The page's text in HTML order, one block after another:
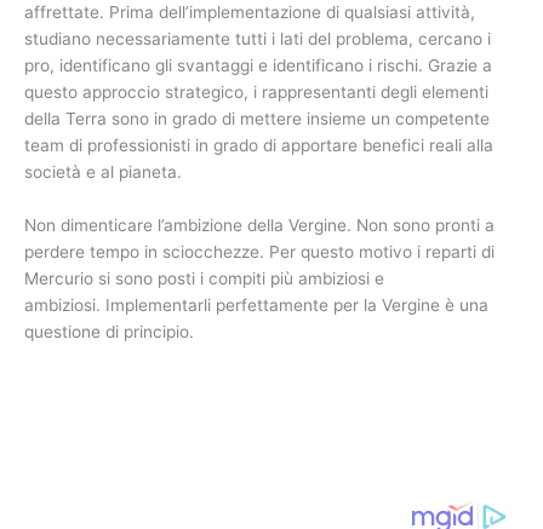
affrettate. Prima dell’implementazione di qualsiasi attività,
studiano necessariamente tutti i lati del problema, cercano i
pro, identificano gli svantaggi e identificano i rischi. Grazie a
questo approccio strategico, i rappresentanti degli elementi
della Terra sono in grado di mettere insieme un competente
team di professionisti in grado di apportare benefici reali alla
società e al pianeta.
Non dimenticare l’ambizione della Vergine. Non sono pronti a
perdere tempo in sciocchezze. Per questo motivo i reparti di
Mercurio si sono posti i compiti più ambiziosi e
ambiziosi. Implementarli perfettamente per la Vergine è una
questione di principio.